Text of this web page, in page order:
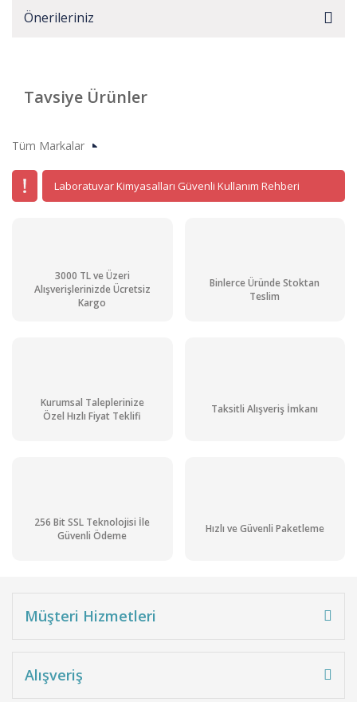
Önerileriniz
Tavsiye Ürünler
Stoktan Teslim Ön Siparişli
Ürün
11.093,96 TL + KDV
Tüm Markalar
Laboratuvar Kimyasalları Güvenli Kullanım Rehberi
3000 TL ve Üzeri
Alışverişlerinizde Ücretsiz
Kargo
Binlerce Üründe Stoktan
Teslim
Kurumsal Taleplerinize
Özel Hızlı Fiyat Teklifi
Taksitli Alışveriş İmkanı
256 Bit SSL Teknolojisi İle
Güvenli Ödeme
Hızlı ve Güvenli Paketleme
Müşteri Hizmetleri
Alışveriş